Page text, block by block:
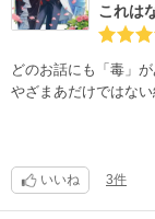
これは
どのお話にも「毒」
やざまあだけではない
いいね 3件